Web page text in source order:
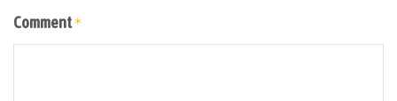
Comment*